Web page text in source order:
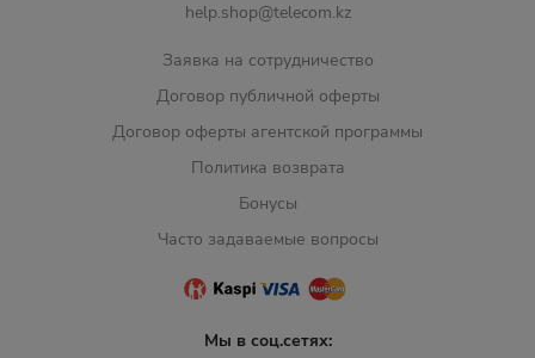
help.shop@telecom.kz
Заявка на сотрудничество
Договор публичной оферты
Договор оферты агентской программы
Политика возврата
Бонусы
Часто задаваемые вопросы
Мы в соц.сетях: